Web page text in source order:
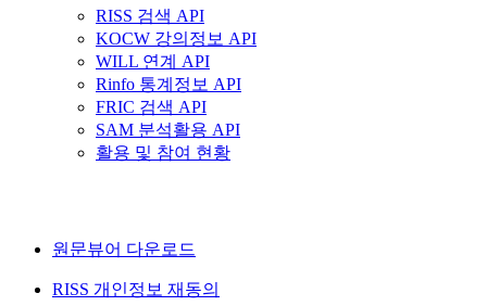
RISS 검색 API
KOCW 강의정보 API
WILL 연계 API
Rinfo 통계정보 API
FRIC 검색 API
SAM 분석활용 API
활용 및 참여 현황
원문뷰어 다운로드
RISS 개인정보 재동의